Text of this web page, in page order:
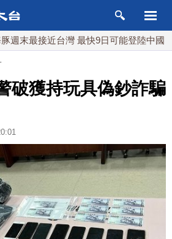
近台灣 最快9日可能登陸中國 台灣
破獲持玩具偽鈔詐騙